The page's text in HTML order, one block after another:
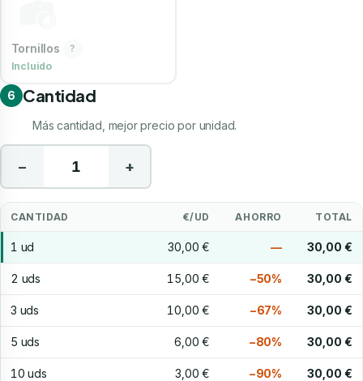
Tornillos
?
Incluido
6 Cantidad
Más cantidad, mejor precio por unidad.
− +
CANTIDAD €/UD AHORRO TOTAL
1 ud 30,00 € — 30,00 €
2 uds 15,00 € −50% 30,00 €
3 uds 10,00 € −67% 30,00 €
5 uds 6,00 € −80% 30,00 €
10 uds 3,00 € −90% 30,00 €